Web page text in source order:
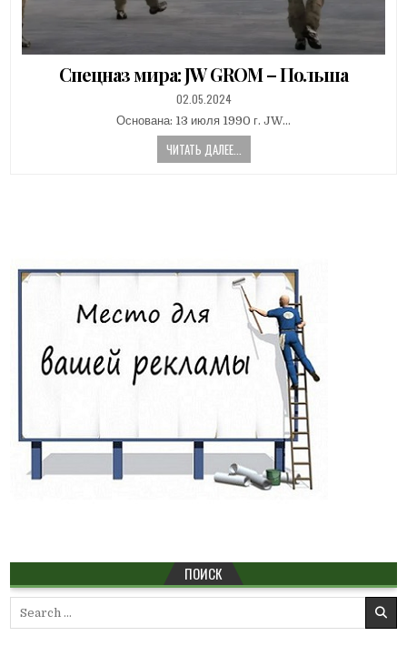
Спецназ мира: JW GROM – Польша
PUBLISHED
DATE:
02.05.2024
Основана: 13 июля 1990 г. JW…
ЧИТАТЬ ДАЛЕЕ...
ПОИСК